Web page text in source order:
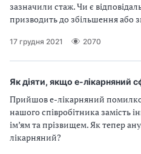
зазначили стаж. Чи є
призводить до збільшення або
17 грудня 2021 2070
Як діяти, якщо е-лікарняний
Прийшов е-лікарняний
нашого співробітника замість
ім’ям та прізвищем. Як тепер
лікарняний?